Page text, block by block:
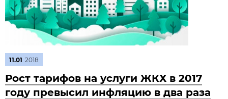
11.01 2018
Рост тарифов на услуги ЖКХ в 2017
году превысил инфляцию в два раза